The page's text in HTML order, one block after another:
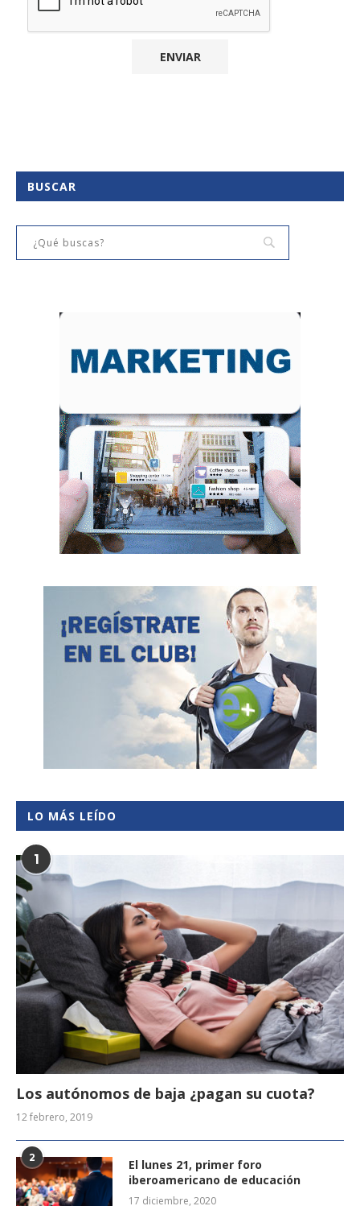
BUSCAR
LO MÁS LEÍDO
1
Los autónomos de baja ¿pagan su cuota?
12 febrero, 2019
2
El lunes 21, primer foro
iberoamericano de educación
17 diciembre, 2020